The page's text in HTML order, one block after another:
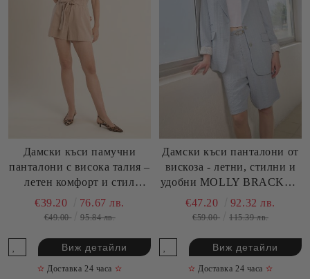
Дамски къси памучни
панталони с висока талия –
летен комфорт и стил
MOLLY BRACKEN (SKU)
T1986EP
€39.20 76.67 лв.
€49.00 95.84 лв.
Виж детайли
✫ Доставка 24 часа ✫
Дамски къси панталони от
вискоза - летни, стилни и
удобни MOLLY BRACKEN
(SKU) GL725EE
€47.20 92.32 лв.
€59.00 115.39 лв.
Виж детайли
✫ Доставка 24 часа ✫